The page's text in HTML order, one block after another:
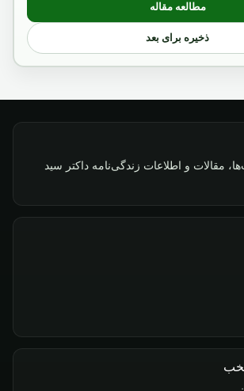
مطالعه مقاله: داؤد خان و دوکتورین آیزنهاور
ذخیره برای بعد
مقالات و اطلاعات زندگی‌نامه داکتر سید